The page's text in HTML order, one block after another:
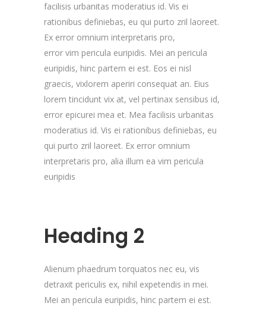
facilisis urbanitas moderatius id. Vis ei
rationibus definiebas, eu qui purto zril laoreet.
Ex error omnium interpretaris pro,
error vim pericula euripidis. Mei an pericula
euripidis, hinc partem ei est. Eos ei nisl
graecis, vixlorem aperiri consequat an. Eius
lorem tincidunt vix at, vel pertinax sensibus id,
error epicurei mea et. Mea facilisis urbanitas
moderatius id. Vis ei rationibus definiebas, eu
qui purto zril laoreet. Ex error omnium
interpretaris pro, alia illum ea vim pericula
euripidis
Heading 2
Alienum phaedrum torquatos nec eu, vis
detraxit periculis ex, nihil expetendis in mei.
Mei an pericula euripidis, hinc partem ei est.